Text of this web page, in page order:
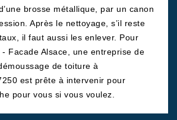
brosse métallique, par un canon
Après le nettoyage, s’il reste
il faut aussi les enlever. Pour
Facade Alsace, une entreprise de
de toiture à
est prête à intervenir pour
pour vous si vous voulez.